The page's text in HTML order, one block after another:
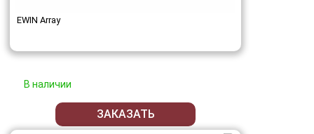
EWIN Array
В наличии
ЗАКАЗАТЬ